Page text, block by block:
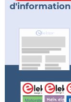
d'information